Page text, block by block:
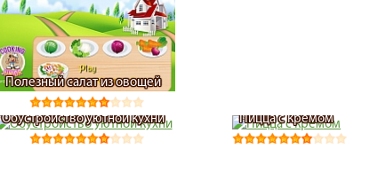
Полезный салат из овощей
Обустройство уютной кухни Пицца с кремом